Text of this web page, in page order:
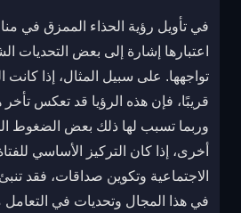
في تأويل رؤية الحذاء الممزق في
اعتبارها إشارة إلى بعض التحديات
تواجهها. على سبيل المثال، إذا كانت
قريبًا، فإن هذه الرؤيا قد تعكس تأخر
وربما تسبب لها ذلك بعض الضغوط
أخرى، إذا كان التركيز الأساسي
الاجتماعية وتكوين صداقات، فقد
في هذا المجال وتحديات في التعامل